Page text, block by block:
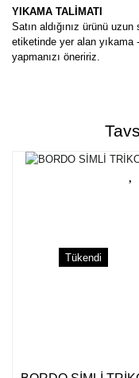
YIKAMA TALİMATI
Satın aldığınız ürünü
etiketinde yer alan yıkama
yapmanızı öneririz.
tarafımıza iletebilirsiniz.
Görüş ve önerileriniz
Ürün resmi kalitesiz,
Ürün fiyatı diğer
Tükendi